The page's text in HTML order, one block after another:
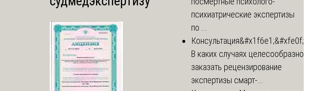
психиатрические экспертизы
по ...
Консультация&#x1f6e1;&#xfe0f;
В каких случаях целесообразно
заказать рецензирование
экспертизы смарт-...